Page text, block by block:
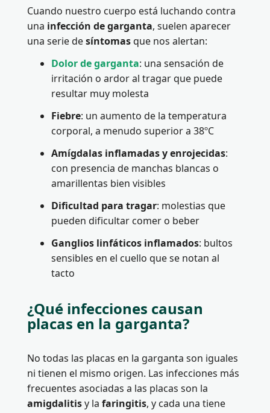
Cuando nuestro cuerpo está luchando contra
una infección de garganta, suelen aparecer
una serie desíntomasque nos alertan:
Dolor de garganta: una sensación de
irritación o ardor al tragar que puede
resultar muy molesta
Fiebre: un aumento de la temperatura
corporal, a menudo superior a 38ºC
Amígdalas inflamadas y enrojecidas:
con presencia de manchas blancas o
amarillentas bien visibles
Dificultad para tragar: molestias que
pueden dificultar comer o beber
Ganglios linfáticos inflamados: bultos
sensibles en el cuello que se notan al
tacto
¿Qué infecciones causan
placas en la garganta?
No todas las placas en la garganta son iguales
ni tienen el mismo origen. Las infecciones más
frecuentes asociadas a las placas son la
amigdalitisy la faringitis, y cada una tiene